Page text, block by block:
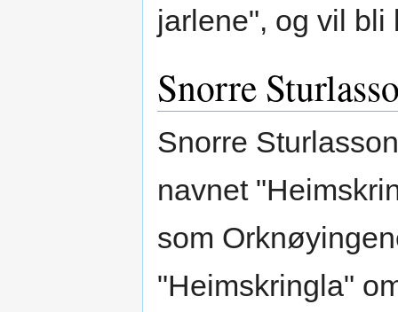
jarlene", og vil
Snorre
Snorre
navnet
som
"Heimskringla"